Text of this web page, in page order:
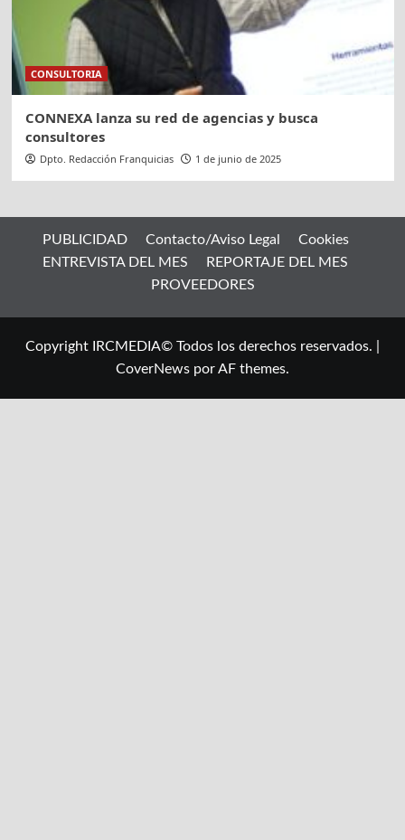
CONSULTORIA
CONNEXA lanza su red de agencias y busca
consultores
Dpto. Redacción Franquicias 1 de junio de 2025
PUBLICIDAD Contacto/Aviso Legal
Cookies
ENTREVISTA DEL MES
REPORTAJE DEL MES
PROVEEDORES
Copyright IRCMEDIA© Todos los derechos reservados.
CoverNews por AF themes.